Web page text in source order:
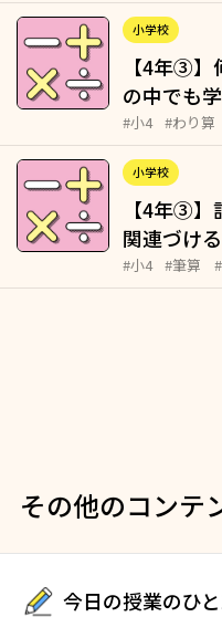
小学校
【4年③
の中でも
#小4 #わり算
小学校
【4年③
関連づける
#小4 #筆算
その他のコンテ
今日の授業のひ